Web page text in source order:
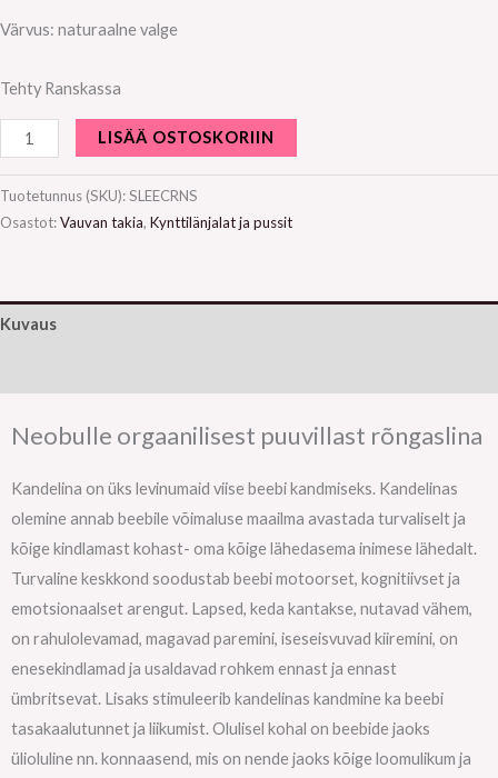
Värvus: naturaalne valge
Tehty Ranskassa
LISÄÄ OSTOSKORIIN
Tuotetunnus (SKU):SLEECRNS
Osastot:Vauvan takia, Kynttilänjalat ja pussit
Kuvaus
Neobulle orgaanilisest puuvillast rõngaslina
Kandelina on üks levinumaid viise beebi kandmiseks. Kandelinas
olemine annab beebile võimaluse maailma avastada turvaliselt ja
kõige kindlamast kohast- oma kõige lähedasema inimese lähedalt.
Turvaline keskkond soodustab beebi motoorset, kognitiivset ja
emotsionaalset arengut. Lapsed, keda kantakse, nutavad vähem,
on rahulolevamad, magavad paremini, iseseisvuvad kiiremini, on
enesekindlamad ja usaldavad rohkem ennast ja ennast
ümbritsevat. Lisaks stimuleerib kandelinas kandmine ka beebi
tasakaalutunnet ja liikumist. Olulisel kohal on beebide jaoks
ülioluline nn. konnaasend, mis on nende jaoks kõige loomulikum ja